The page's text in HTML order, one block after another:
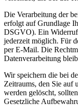
Die Verarbeitung der
erfolgt auf Grundlage
DSGVO). Ein
jederzeit möglich. Für
per E-Mail. Die
Datenverarbeitung
Wir speichern die bei
Zeitraums, den Sie auf
werden gelöscht,
Gesetzliche